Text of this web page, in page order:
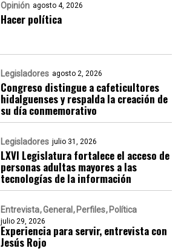
Opinión agosto 4, 2026
Hacer política
Legisladores agosto 2, 2026
Congreso distingue a cafeticultores
hidalguenses y respalda la creación de
su día conmemorativo
Legisladores julio 31, 2026
LXVI Legislatura fortalece el acceso de
personas adultas mayores a las
tecnologías de la información
Entrevista General Perfiles Política
julio 29, 2026
Experiencia para servir, entrevista con
Jesús Rojo